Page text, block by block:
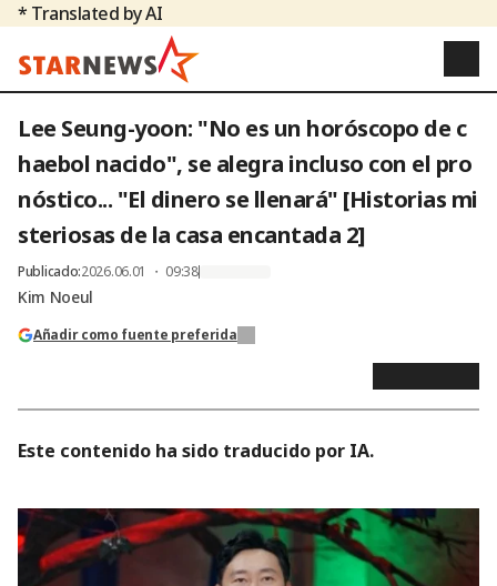
* Translated by AI
Lee Seung-yoon: "No es un horóscopo de c
haebol nacido", se alegra incluso con el pro
nóstico... "El dinero se llenará" [Historias mi
steriosas de la casa encantada 2]
Publicado:2026.06.01 ・ 09:38
Kim Noeul
Añadir como fuente preferida
Este contenido ha sido traducido por IA.